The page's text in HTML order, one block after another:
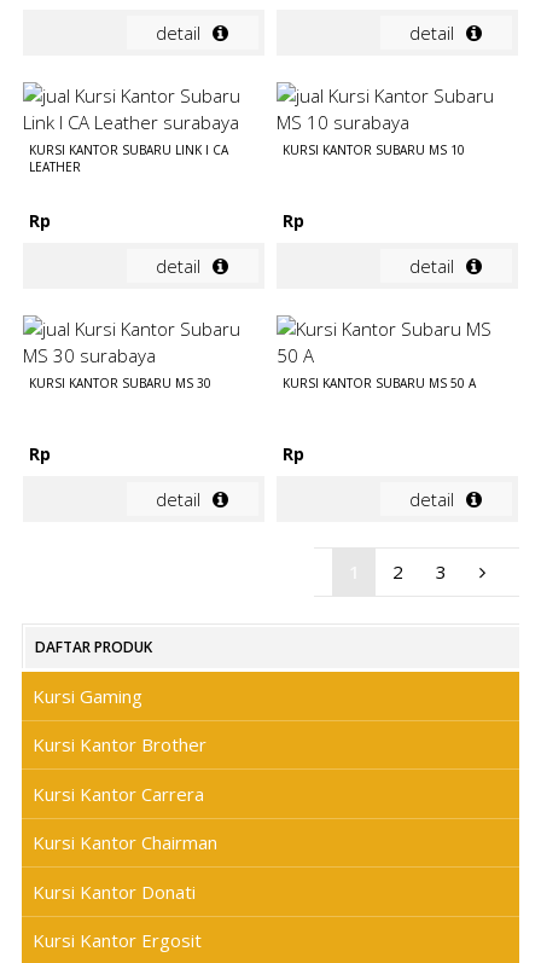
detail detail
KURSI KANTOR SUBARU LINK I CA
LEATHER
Rp
detail
KURSI KANTOR SUBARU MS 10
Rp
detail
KURSI KANTOR SUBARU MS 30
Rp
detail
KURSI KANTOR SUBARU MS 50 A
Rp
detail
2 3
DAFTAR PRODUK
Kursi Gaming
Kursi Kantor Brother
Kursi Kantor Carrera
Kursi Kantor Chairman
Kursi Kantor Donati
Kursi Kantor Ergosit